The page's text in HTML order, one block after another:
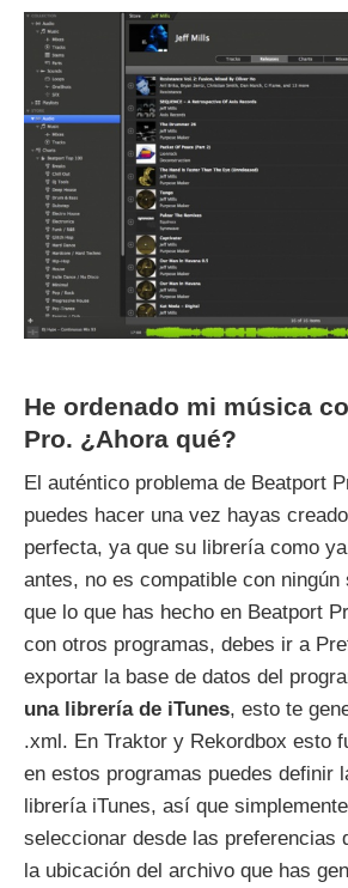
He ordenado mi música
Pro. ¿Ahora qué?
El auténtico problema de Beatport
puedes hacer una vez hayas
perfecta, ya que su librería como
antes, no es compatible con ningún
que lo que has hecho en Beatport
con otros programas, debes ir a
exportar la base de datos del
una librería de iTunes, esto te
.xml. En Traktor y Rekordbox esto
en estos programas puedes definir
librería iTunes, así que
seleccionar desde las preferencias
la ubicación del archivo que has